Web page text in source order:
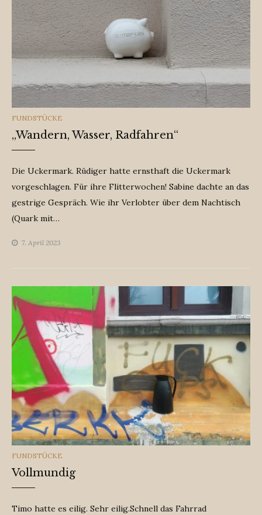
CATEGORIES
FUNDSTÜCKE
„Wandern, Wasser, Radfahren“
Die Uckermark. Rüdiger hatte ernsthaft die Uckermark
vorgeschlagen. Für ihre Flitterwochen! Sabine dachte an das
gestrige Gespräch. Wie ihr Verlobter über dem Nachtisch
(Quark mit…
7. April 2023
CATEGORIES
FUNDSTÜCKE
Vollmundig
Timo hatte es eilig. Sehr eilig.Schnell das Fahrrad